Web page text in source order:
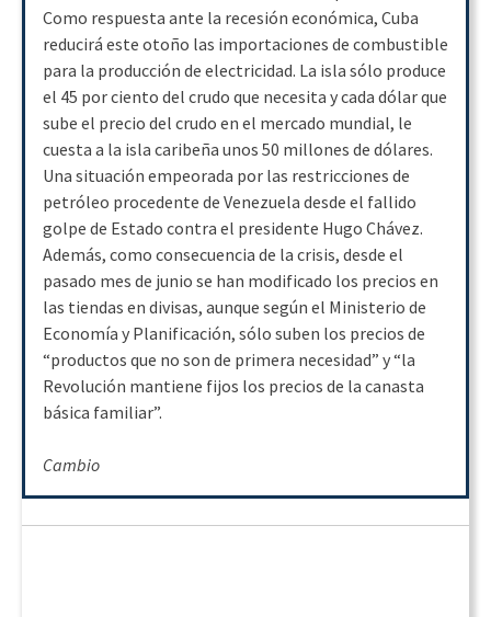
Como respuesta ante la recesión económica, Cuba
reducirá este otoño las importaciones de combustible
para la producción de electricidad. La isla sólo produce
el 45 por ciento del crudo que necesita y cada dólar que
sube el precio del crudo en el mercado mundial, le
cuesta a la isla caribeña unos 50 millones de dólares.
Una situación empeorada por las restricciones de
petróleo procedente de Venezuela desde el fallido
golpe de Estado contra el presidente Hugo Chávez.
Además, como consecuencia de la crisis, desde el
pasado mes de junio se han modificado los precios en
las tiendas en divisas, aunque según el Ministerio de
Economía y Planificación, sólo suben los precios de
“productos que no son de primera necesidad” y “la
Revolución mantiene fijos los precios de la canasta
básica familiar”.
Cambio